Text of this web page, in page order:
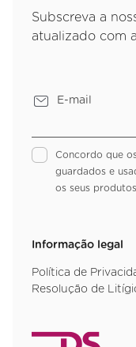
Subscreva a
atualizado com
Concordo que
guardados e
os seus
Informação legal
Política de
Resolução de